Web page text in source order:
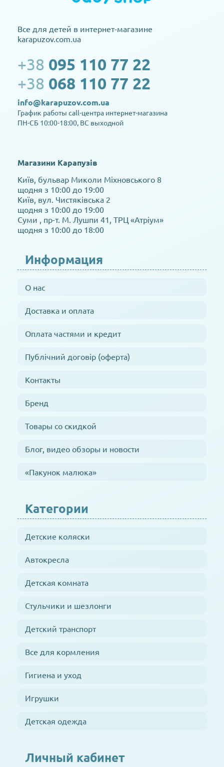
Все для детей в интернет-магазине
karapuzov.com.ua
+38 095 110 77 22
+38 068 110 77 22
info@karapuzov.com.ua
График работы call-центра интернет-магазина
ПН-СБ 10:00-18:00, ВС выходной
Магазини Карапузів
Київ, бульвар Миколи Міхновського 8
щодня з 10:00 до 19:00
Київ, вул. Чистяківська 2
щодня з 10:00 до 19:00
Суми , пр-т. М. Лушпи 41, ТРЦ «Атріум»
щодня з 10:00 до 18:00
Информация
О нас
Доставка и оплата
Оплата частями и кредит
Публічний договір (оферта)
Контакты
Бренд
Товары со скидкой
Блог, видео обзоры и новости
«Пакунок малюка»
Категории
Детские коляски
Автокресла
Детская комната
Стульчики и шезлонги
Детский транспорт
Все для кормления
Гигиена и уход
Игрушки
Детская одежда
Личный кабинет